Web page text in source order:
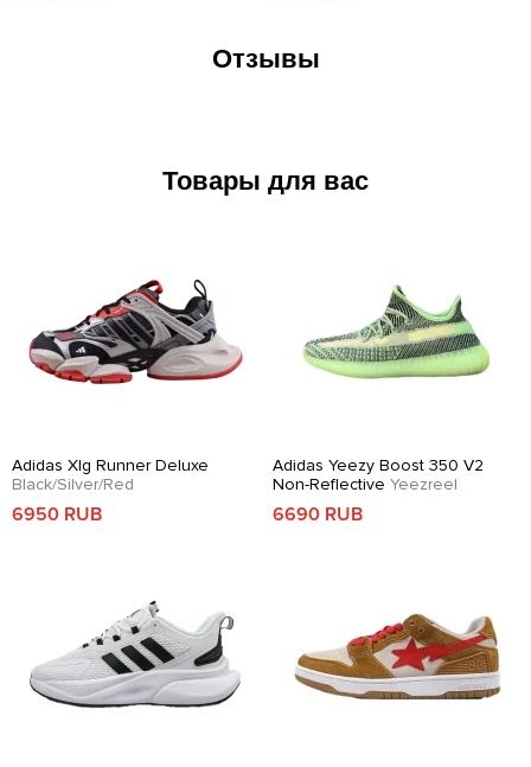
Отзывы
Товары для вас
Adidas Xlg Runner Deluxe
Black/Silver/Red
6950 RUB
Adidas Yeezy Boost 350 V2
Non-Reflective Yeezreel
6690 RUB